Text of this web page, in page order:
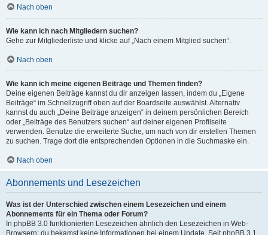
Nach oben
Wie kann ich nach Mitgliedern suchen?
Gehe zur Mitgliederliste und klicke auf „Nach einem Mitglied suchen“.
Nach oben
Wie kann ich meine eigenen Beiträge und Themen finden?
Deine eigenen Beiträge kannst du dir anzeigen lassen, indem du „Eigene
Beiträge“ im Schnellzugriff oben auf der Boardseite auswählst. Alternativ
kannst du auch „Deine Beiträge anzeigen“ in deinem persönlichen Bereich
oder „Beiträge des Benutzers suchen“ auf deiner eigenen Profilseite
verwenden. Benutze die erweiterte Suche, um nach von dir erstellen Themen
zu suchen. Trage dort die entsprechenden Optionen in die Suchmaske ein.
Nach oben
Abonnements und Lesezeichen
Was ist der Unterschied zwischen einem Lesezeichen und einem
Abonnements für ein Thema oder Forum?
In phpBB 3.0 funktionierten Lesezeichen ähnlich den Lesezeichen in Web-
Browsern: du bekamst keine Informationen bei einem Update. Seit phpBB 3.1